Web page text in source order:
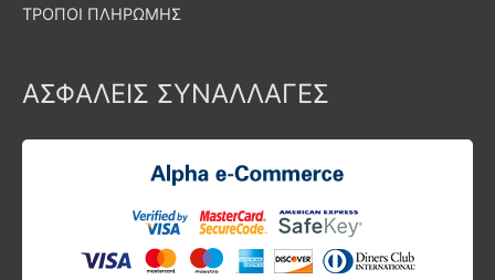
ΤΡΟΠΟΙ ΠΛΗΡΩΜΗΣ
ΑΣΦΑΛΕΙΣ ΣΥΝΑΛΛΑΓΕΣ